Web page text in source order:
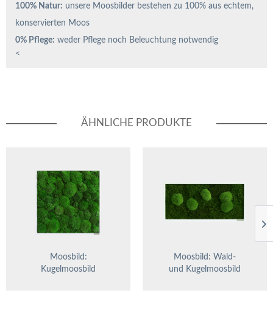
100% Natur: unsere Moosbilder bestehen zu 100% aus echtem,
konservierten Moos
0% Pflege: weder Pflege noch Beleuchtung notwendig
<
ÄHNLICHE PRODUKTE
Moosbild:
Kugelmoosbild
Moosbild: Wald-
und Kugelmoosbild